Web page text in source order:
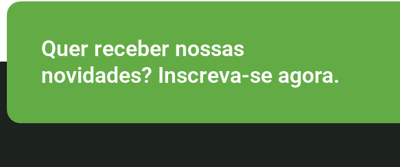
Quer receber nossas
novidades? Inscreva-se agora.